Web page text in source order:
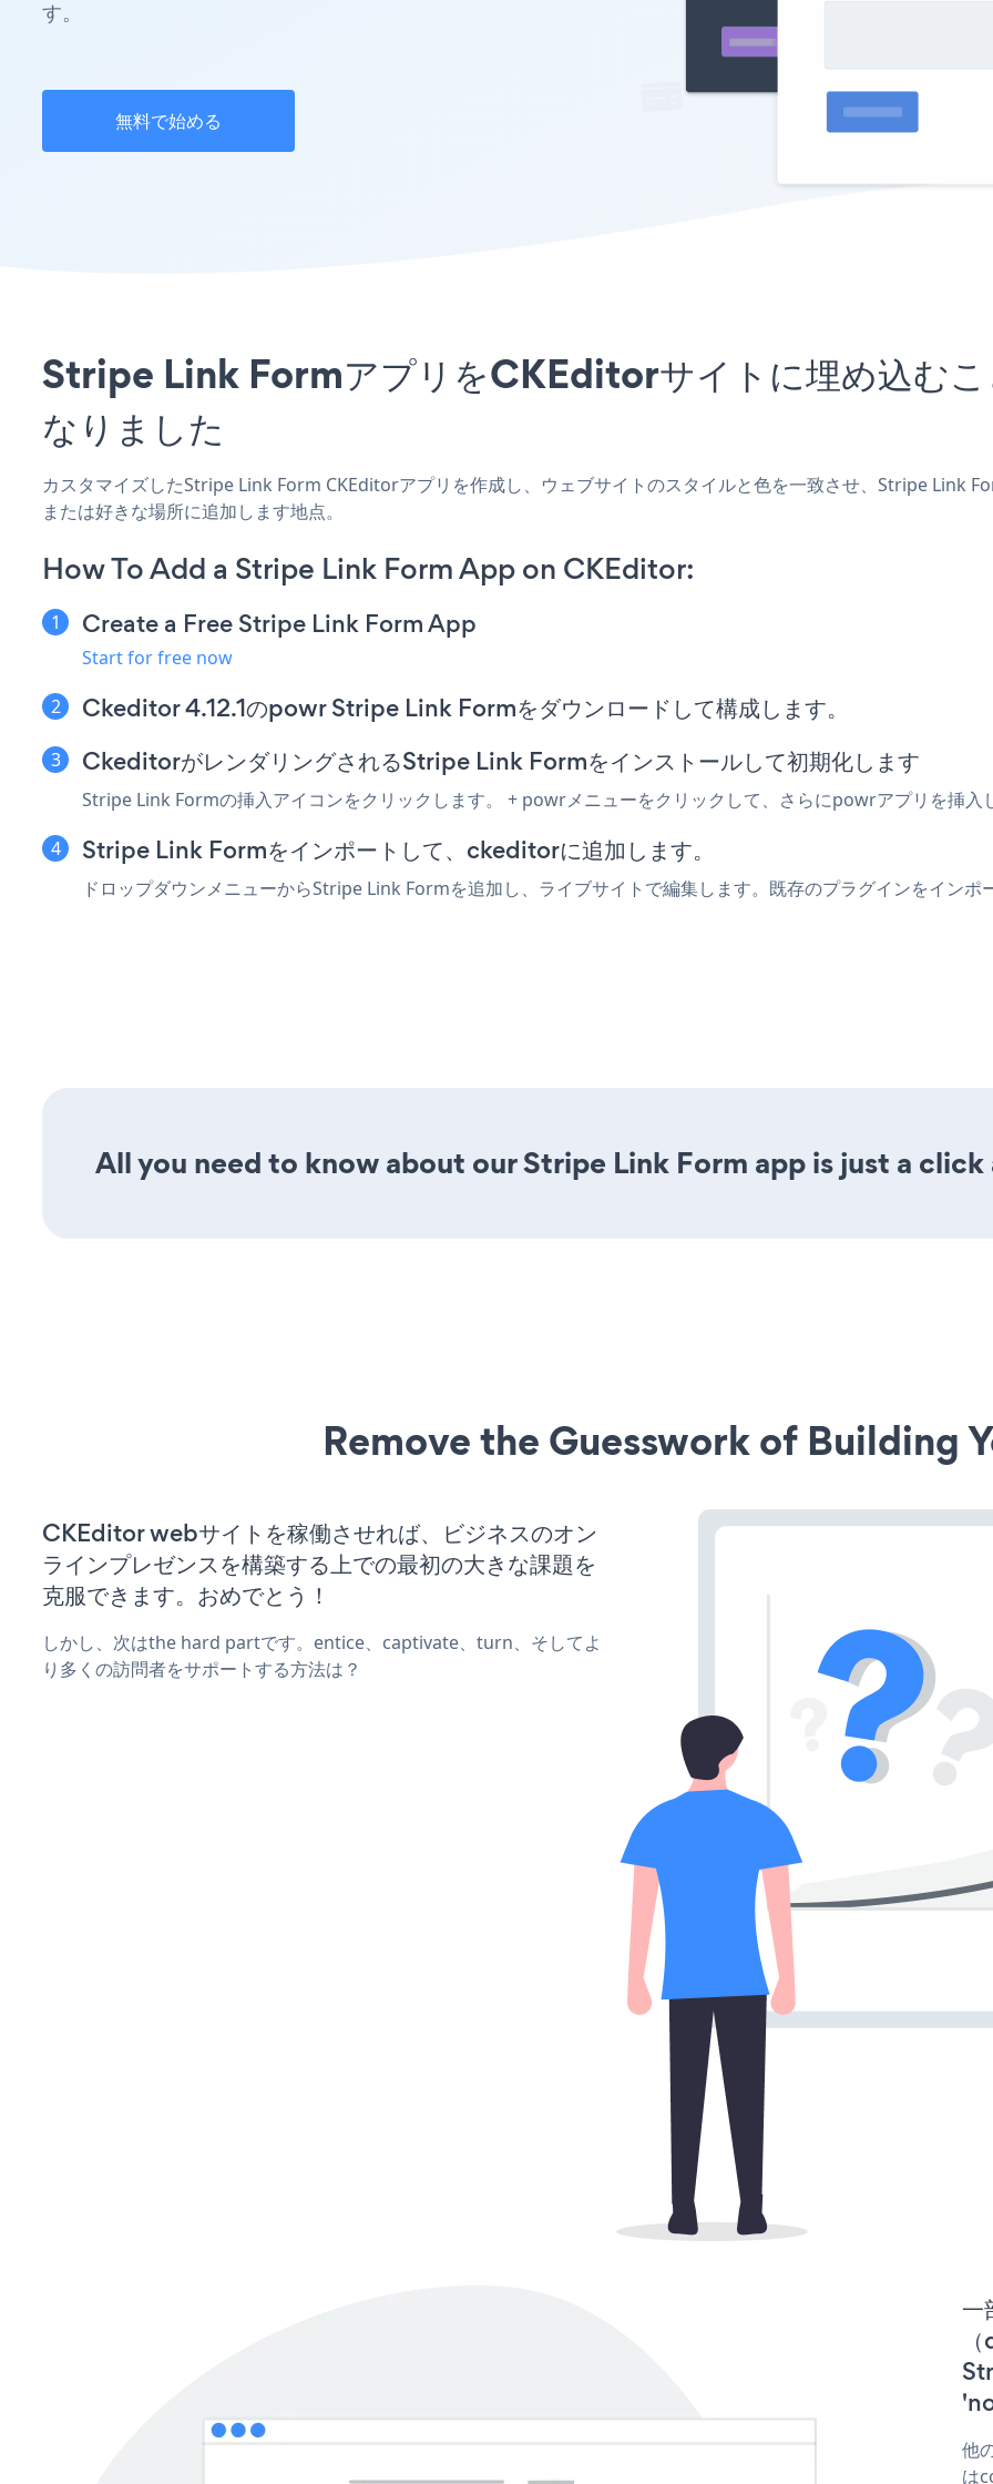
す。
無料で始める
Stripe Link FormアプリをCKEditorサイトに埋め込むこ
なりました
カスタマイズしたStripe Link Form CKEditorアプリを作成し、ウェブサイトのスタイルと色を一致させ、Stripe Link
または好きな場所に追加します地点。
How To Add a Stripe Link Form App on CKEditor:
Create a Free Stripe Link Form App
Start for free now
Ckeditor 4.12.1のpowr Stripe Link Formをダウンロードして構成します。
CkeditorがレンダリングされるStripe Link Formをインストールして初期化します
Stripe Link Formの挿入アイコンをクリックします。 + powrメニューをクリックして、さらにpowrアプリを挿入
Stripe Link Formをインポートして、ckeditorに追加します。
ドロップダウンメニューからStripe Link Formを追加し、ライブサイトで編集します。既存のプラグインをインポ
All you need to know about our Stripe Link Form app is just a click
Remove the Guesswork of Building
CKEditor webサイトを稼働させれば、ビジネスのオン
ラインプレゼンスを構築する上での最初の大きな課題を
克服できます。おめでとう！
しかし、次はthe hard partです。entice、captivate、turn、そしてよ
り多くの訪問者をサポートする方法は？
一
他
は